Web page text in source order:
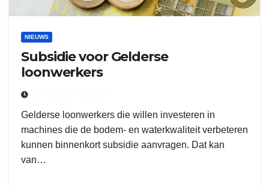
NIEUWS
Subsidie voor Gelderse
loonwerkers
Gelderse loonwerkers die willen investeren in
machines die de bodem- en waterkwaliteit verbeteren
kunnen binnenkort subsidie aanvragen. Dat kan
van…